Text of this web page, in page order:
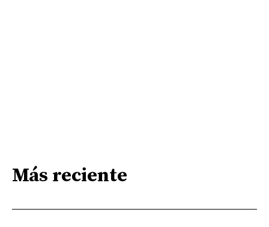
Más reciente